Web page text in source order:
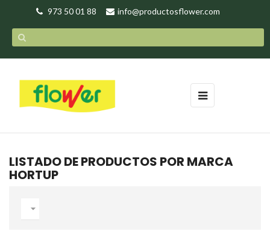
973 50 01 88 info@productosflower.com
Navegación
de
☰
LISTADO DE PRODUCTOS POR MARCA
HORTUP
